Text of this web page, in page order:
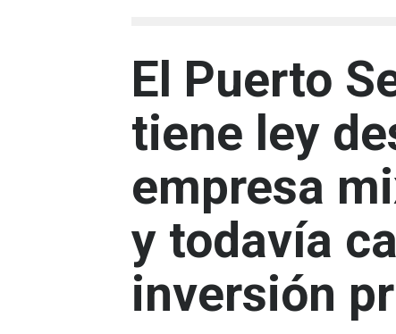
El Puerto
tiene ley
empresa
y todavía
inversión